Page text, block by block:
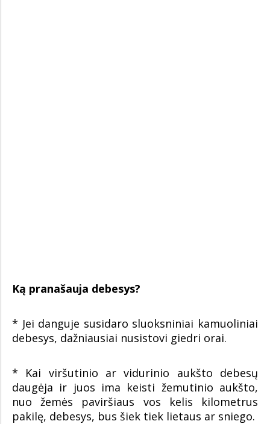
Ką pranašauja debesys?
* Jei danguje susidaro sluoksniniai kamuoliniai
debesys, dažniausiai nusistovi giedri orai.
* Kai viršutinio ar vidurinio aukšto debesų
daugėja ir juos ima keisti žemutinio aukšto,
nuo žemės paviršiaus vos kelis kilometrus
pakilę, debesys, bus šiek tiek lietaus ar sniego.